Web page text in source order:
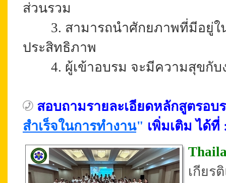
ส่วนรวม
3. สามารถนำศักยภาพที่มีอยู่ใ
ประสิทธิภาพ
4. ผู้เข้าอบรม จะมีความสุขกับ
สอบถามรายละเอียดหลักสูตรอบ
สำเร็จในการทำงาน" เพิ่มเติม ได้ที่
เกียร